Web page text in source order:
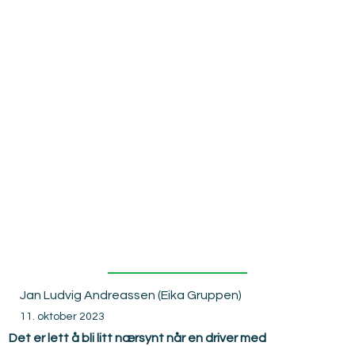
11. oktober 2023
Det er lett å bli litt nærsynt når en driver med
Jan Ludvig Andreassen (Eika Gruppen)